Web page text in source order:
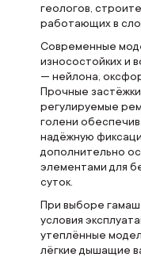
геологов,
работающих в
Современные
износостойких и
— нейлона,
Прочные
регулируемые
голени
надёжную
дополнительно
элементами для
суток.
При выборе
условия
утеплённые
лёгкие дышащие